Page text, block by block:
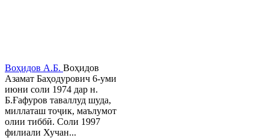
Воҳидов А.Б. Воҳидов
Азамат Баҳодурович 6-уми
июни соли 1974 дар н.
Б.Ғафуров таваллуд шуда,
миллаташ тоҷик, маълумот
олии тиббӣ. Соли 1997
филиали Хучан...